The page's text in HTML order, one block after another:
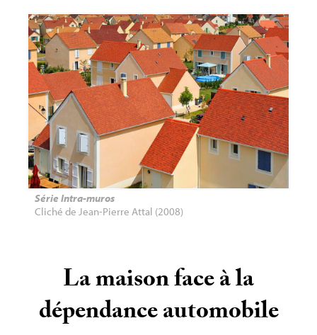
Série Intra-muros
Cliché de Jean-Pierre Attal (2008)
La maison face à la
dépendance automobile